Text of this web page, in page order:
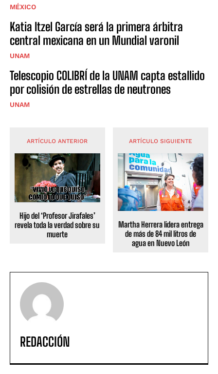
MÉXICO
Katia Itzel García será la primera árbitra
central mexicana en un Mundial varonil
UNAM
Telescopio COLIBRÍ de la UNAM capta estallido
por colisión de estrellas de neutrones
UNAM
ARTÍCULO ANTERIOR
Hijo del ‘Profesor Jirafales’
revela toda la verdad sobre su
muerte
ARTÍCULO SIGUIENTE
Martha Herrera lidera entrega
de más de 84 mil litros de
agua en Nuevo León
REDACCIÓN